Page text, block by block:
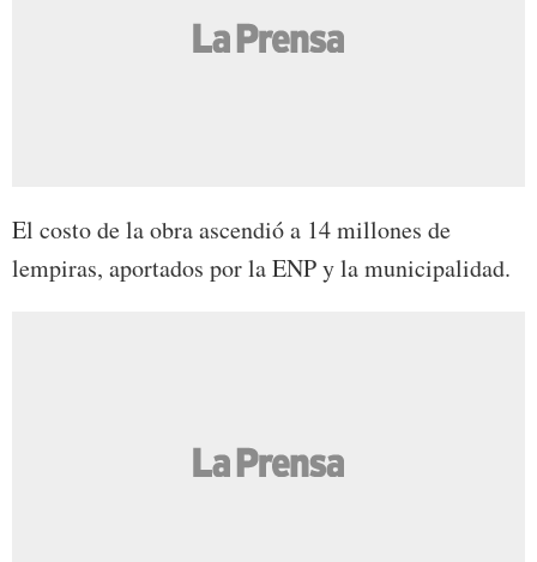
El costo de la obra ascendió a 14 millones de
lempiras, aportados por la ENP y la municipalidad.